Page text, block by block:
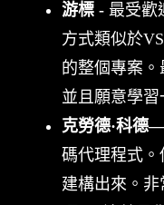
游標 - 最受歡
方式類似於
的整個專案
並且願意學
克勞德·科
碼代理程式
建構出來。非